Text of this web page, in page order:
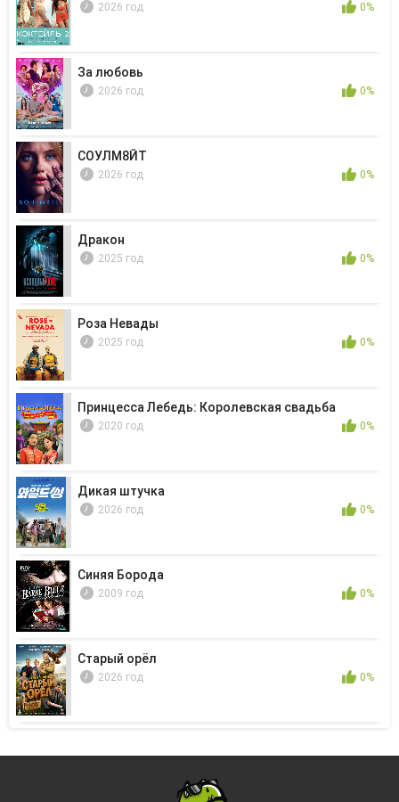
2026 год 0%
За любовь
2026 год 0%
СОУЛМ8ЙТ
2026 год 0%
Дракон
2025 год 0%
Роза Невады
2025 год 0%
Принцесса Лебедь: Королевская свадьба
2020 год 0%
Дикая штучка
2026 год 0%
Синяя Борода
2009 год 0%
Старый орёл
2026 год 0%